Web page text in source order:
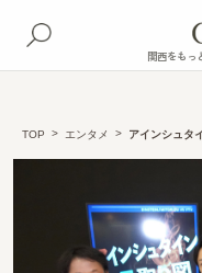
関西をもっ
TOP エンタメ アインシュタ